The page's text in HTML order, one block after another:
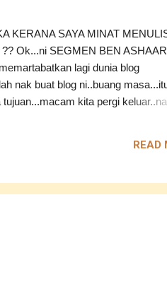
KERANA SAYA MINAT
Ok...ni SEGMEN BEN
lagi dunia blog
nak buat blog ni..buang
kita pergi
ada..esok lusa..tak ada
diri sendiri...bila kita dah
aku tidaklah seberapa
READ